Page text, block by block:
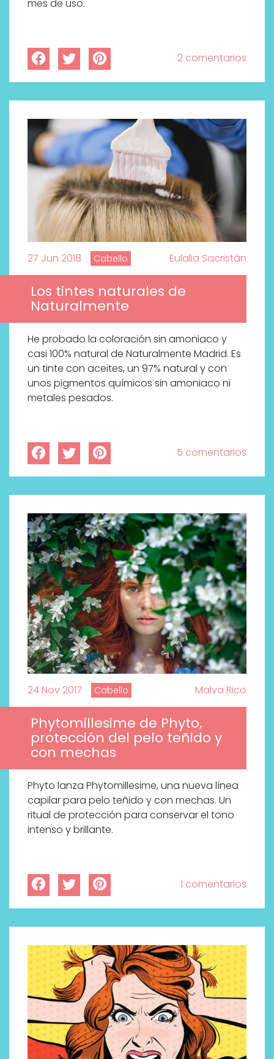
mes de uso.
2 comentarios
27 Jun 2018 Cabello Eulalia Sacristán
Los tintes naturales de
Naturalmente
He probado la coloración sin amoniaco y
casi 100% natural de Naturalmente Madrid. Es
un tinte con aceites, un 97% natural y con
unos pigmentos químicos sin amoniaco ni
metales pesados.
5 comentarios
24 Nov 2017 Cabello Malva Rico
Phytomillesime de Phyto,
protección del pelo teñido y
con mechas
Phyto lanza Phytomillesime, una nueva línea
capilar para pelo teñido y con mechas. Un
ritual de protección para conservar el tono
intenso y brillante.
1 comentarios